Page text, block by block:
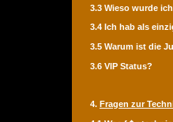
3.3 Wieso wurde
3.4 Ich hab als
3.5 Warum ist die
3.6 VIP Status?
4. Fragen zur